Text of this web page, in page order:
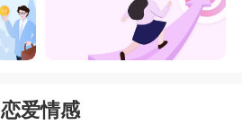
恋爱情感